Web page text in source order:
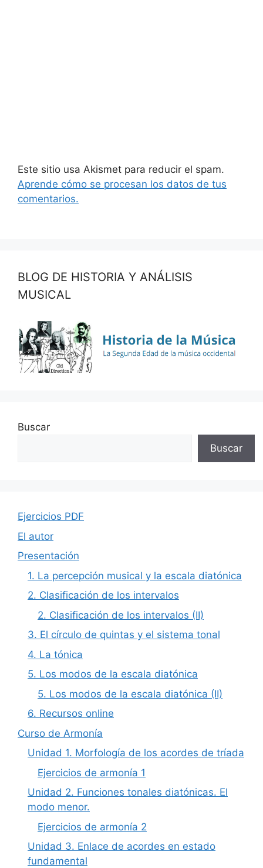
Este sitio usa Akismet para reducir el spam.
Aprende cómo se procesan los datos de tus
comentarios.
BLOG DE HISTORIA Y ANÁLISIS
MUSICAL
Buscar
Buscar
Ejercicios PDF
El autor
Presentación
1. La percepción musical y la escala diatónica
2. Clasificación de los intervalos
2. Clasificación de los intervalos (II)
3. El círculo de quintas y el sistema tonal
4. La tónica
5. Los modos de la escala diatónica
5. Los modos de la escala diatónica (II)
6. Recursos online
Curso de Armonía
Unidad 1. Morfología de los acordes de tríada
Ejercicios de armonía 1
Unidad 2. Funciones tonales diatónicas. El
modo menor.
Ejercicios de armonía 2
Unidad 3. Enlace de acordes en estado
fundamental